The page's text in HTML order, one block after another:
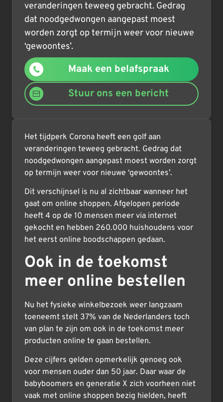
veranderingen teweeg gebracht. Gedrag
dat noodgedwongen aangepast moest
worden zorgt op termijn weer voor nieuwe
‘gewoontes’.
Maak een belafspraak
Stuur ons een bericht
Het tijdperk Corona heeft een golf aan
veranderingen teweeg gebracht. Gedrag dat
noodgedwongen aangepast moest worden zorgt
op termijn weer voor nieuwe ‘gewoontes’.
Dit verschijnsel is nu al zichtbaar wanneer het
gaat om online shoppen. Afgelopen periode
heeft 4 op de 10 mensen meer via internet
gekocht en hebben 260.000 huishoudens voor
het eerst online boodschappen gedaan.
Ook in de toekomst
meer online bestellen
Nu het fysieke winkelbezoek weer langzaam
toeneemt stelt 37% van de Nederlanders toch
van plan te zijn om ook in de toekomst meer
producten online te gaan bestellen.
Deze cijfers gelden opmerkelijk genoeg ook
voor mensen ouder dan 50 jaar. Daar waar de
babyboomers en generatie X zich voorheen niet
vaak met online shoppen bezig hielden, heeft